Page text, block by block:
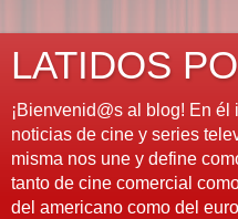
LATIDOS
¡Bienvenid@s al blog! En
noticias de cine y series
misma nos une y define
tanto de cine comercial
del americano como del